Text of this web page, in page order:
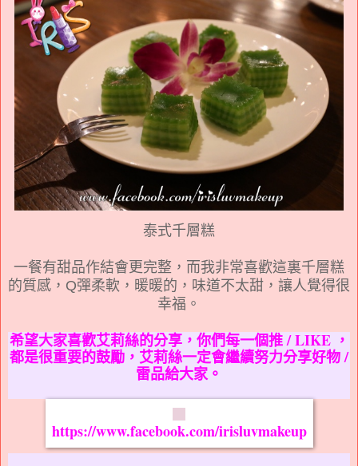
泰式千層糕
一餐有甜品作結會更完整，而我非常喜歡這裏千層糕
的質感，Q彈柔軟，暖暖的，味道不太甜，讓人覺得很
幸福。
希望大家喜歡艾莉絲的分享，你們每一個推 / LIKE ，
都是很重要的鼓勵，艾莉絲一定會繼續努力分享好物 /
雷品給大家。
https://www.facebook.com/irisluvmakeup